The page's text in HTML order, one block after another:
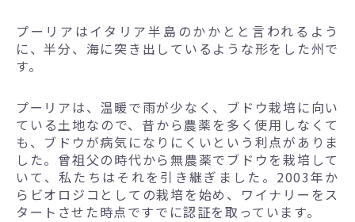
プーリアはイタリア半島のかかとと言われるよう
に、半分、海に突き出しているような形をした州で
す。
プーリアは、温暖で雨が少なく、ブドウ栽培に向い
ている土地なので、昔から農薬を多く使用しなくて
も、ブドウが病気になりにくいという利点がありま
した。曾祖父の時代から無農薬でブドウを栽培して
いて、私たちはそれを引き継ぎました。2003年か
らビオロジコとしての栽培を始め、ワイナリーをス
タートさせた時点ですでに認証を取っています。